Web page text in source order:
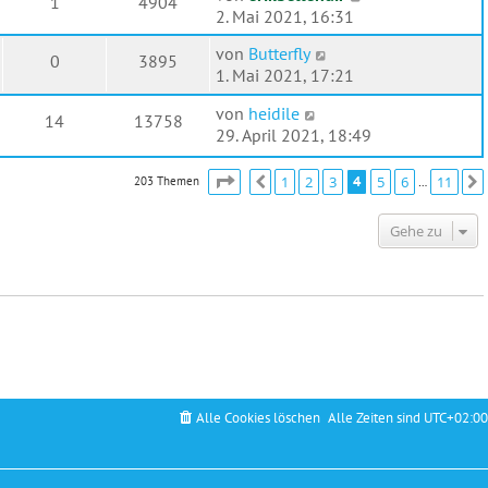
2. Mai 2021, 16:31
0 3895 von Butterfly
1. Mai 2021, 17:21
14 13758 von heidile
29. April 2021, 18:49
203 Themen Seite von11
Vorherige
1 2 3 4 5 6 11
Gehe zu
Alle Zeiten sind UTC+02:00
Alle Cookies löschen